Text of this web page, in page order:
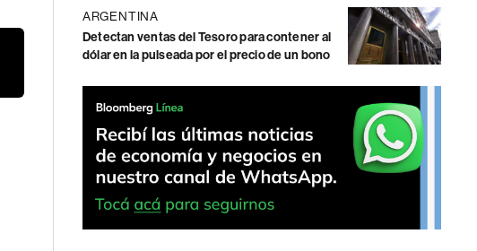
ARGENTINA
Detectan ventas del Tesoro para contener al
dólar en la pulseada por el precio de un bono